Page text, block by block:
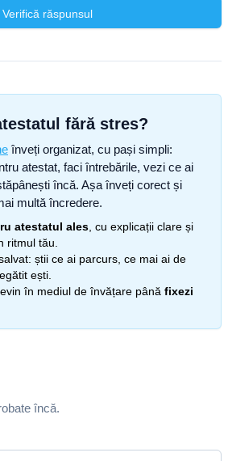
Verifică răspunsul
fără stres?
înveți organizat, cu pași simpli:
atestat, faci întrebările, vezi ce ai
încă. Așa înveți corect și
multă încredere.
atestatul ales , cu explicații clare și
ritmul tău.
știi ce ai parcurs, ce mai ai de
ești.
în mediul de învățare până fixezi
încă.